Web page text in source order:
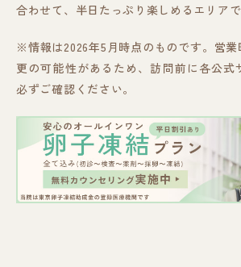
合わせて、半日たっぷり楽しめるエリアで
※情報は2026年5月時点のものです。営
更の可能性があるため、訪問前に各公式
必ずご確認ください。